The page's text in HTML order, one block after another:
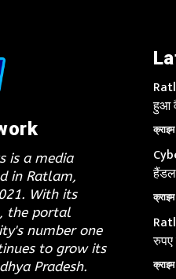
is a media
in Ratlam,
With its
the portal
number one
to grow its
Pradesh.
हुआ
क्राइम
क्राइम
क्राइम